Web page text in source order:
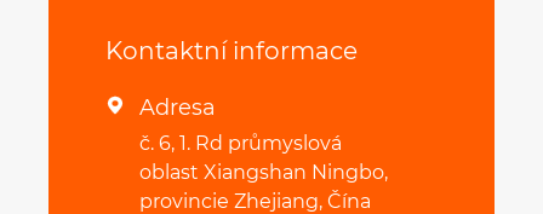
Kontaktní informace
 Adresa
č. 6, 1. Rd průmyslová
oblast Xiangshan Ningbo,
provincie Zhejiang, Čína